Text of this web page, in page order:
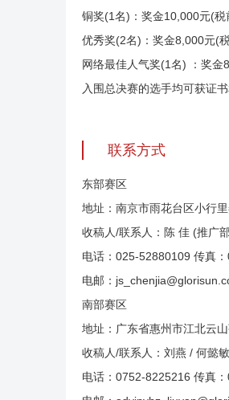
铜奖(1名)：奖金10,000元(税
优秀奖(2名)：奖金8,000元(
网络最佳人气奖(1名) ：奖金
入围总决赛的选手均可获证书
联系方式
东部赛区
地址：南京市雨花台区小行
收稿人/联系人：陈 佳 (推广
电话：025-52880109 传真
电邮：
南部赛区
地址：广东省惠州市江北云
收稿人/联系人：刘燕 / 何懿
电话：0752-8225216 传真